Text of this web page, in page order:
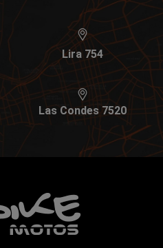
Lira 754
Las Condes 7520